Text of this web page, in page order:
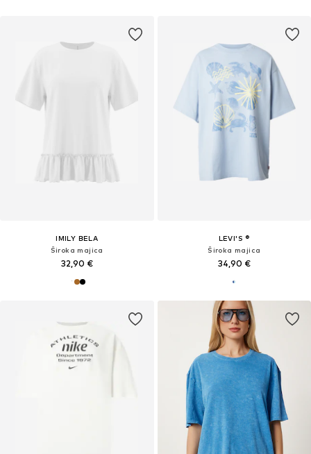
IMILY BELA
Široka majica
32,90 €
LEVI'S ®
Široka majica
34,90 €